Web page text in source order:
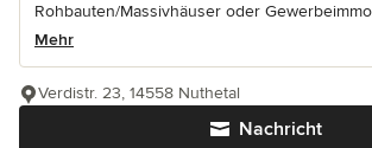
Rohbauten/Massivhäuser oder
Mehr
Nachricht
Verdistr. 23, 14558 Nuthetal